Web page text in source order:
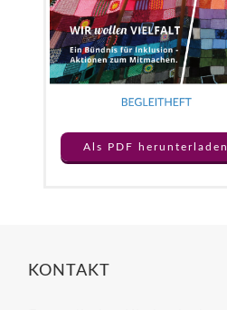
Als PDF herunterladen
KONTAKT